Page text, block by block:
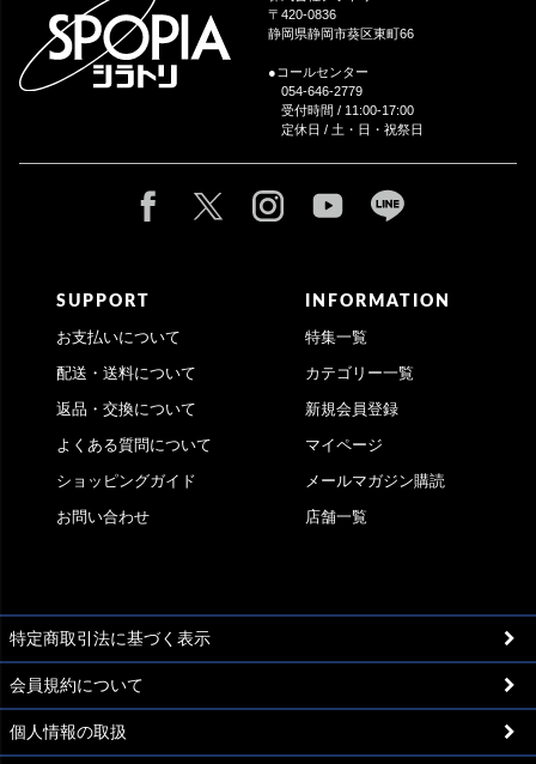
〒420-0836
静岡県静岡市葵区東町66
●コールセンター
054-646-2779
受付時間 / 11:00-17:00
定休日 / 土・日・祝祭日
SUPPORT
お支払いについて
配送・送料について
返品・交換について
よくある質問について
ショッピングガイド
お問い合わせ
INFORMATION
特集一覧
カテゴリー一覧
新規会員登録
マイページ
メールマガジン購読
店舗一覧
特定商取引法に基づく表示
会員規約について
個人情報の取扱